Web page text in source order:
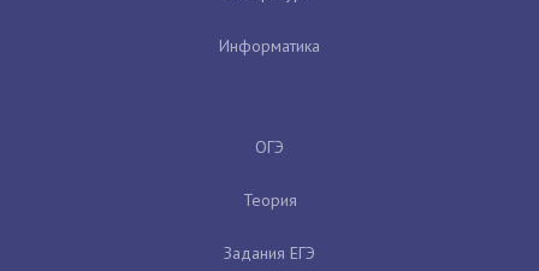
Информатика
ОГЭ
Теория
Задания ЕГЭ